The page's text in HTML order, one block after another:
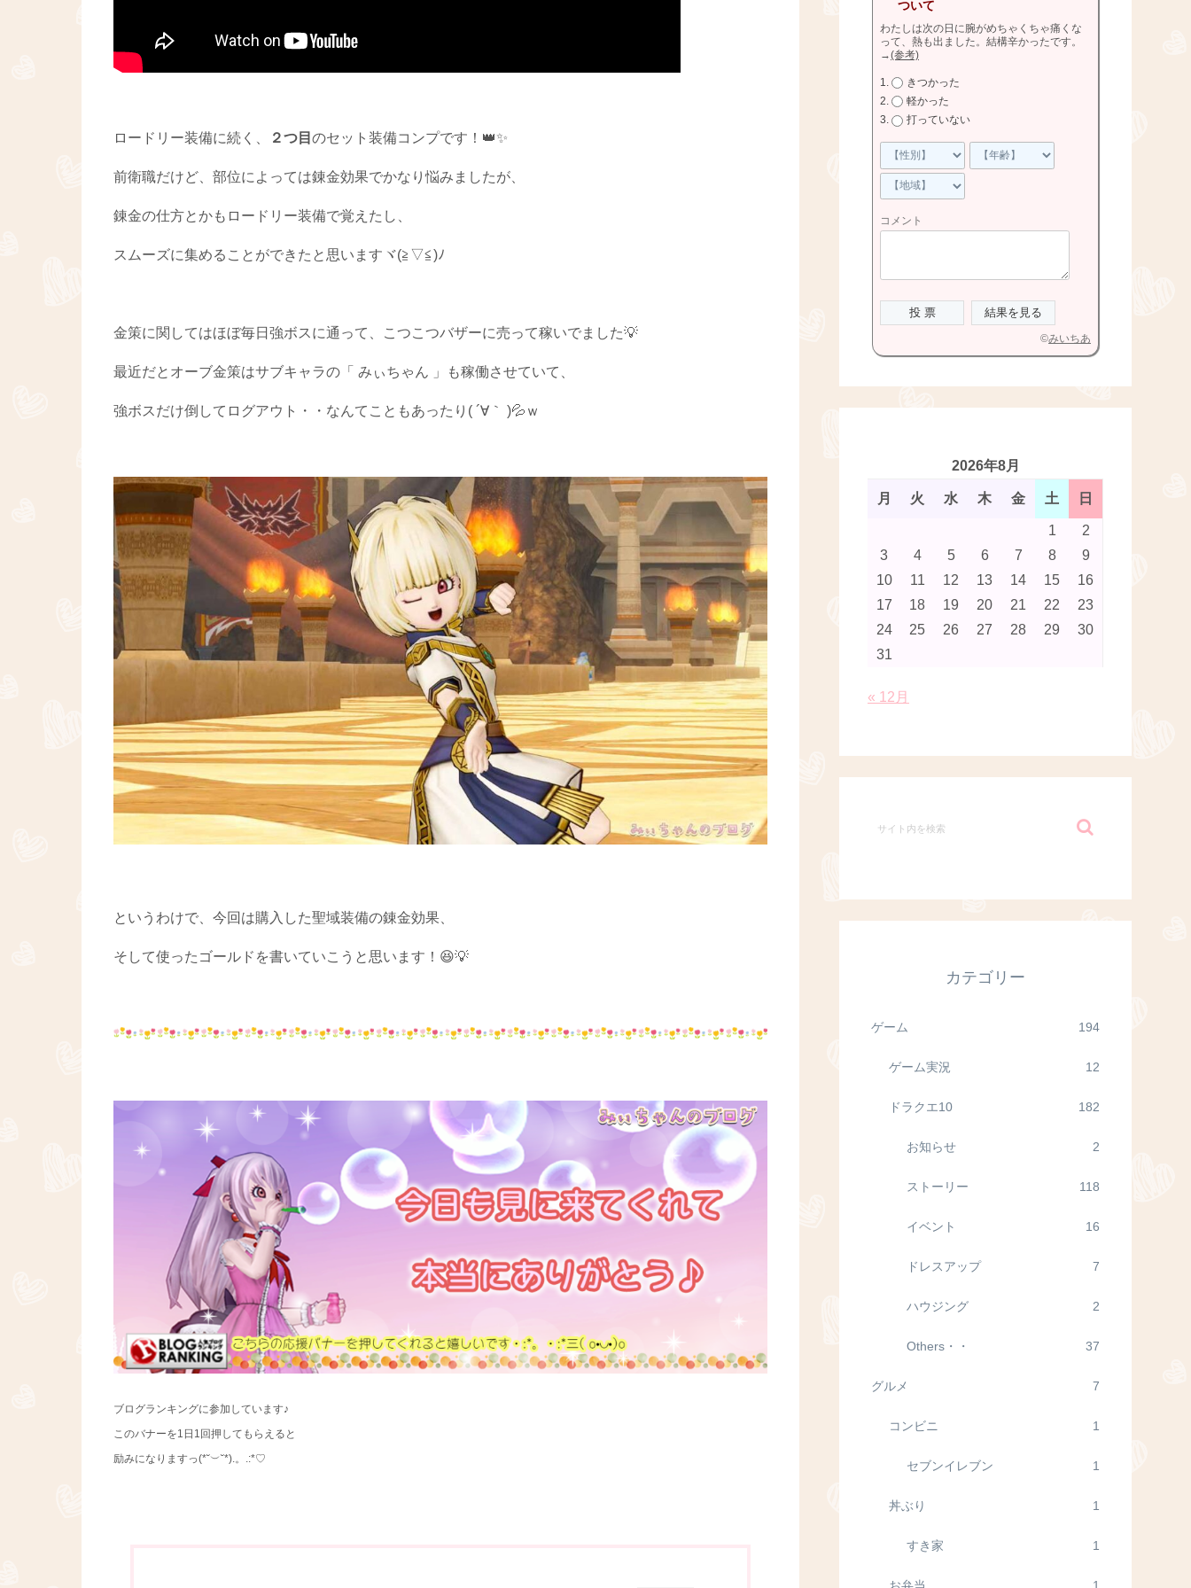
ロードリー装備に続く、 ２つ目 のセット装備コンプです！👑✨
前衛職だけど、部位によっては錬金効果でかなり悩みましたが、
錬金の仕方とかもロードリー装備で覚えたし、
スムーズに集めることができたと思いますヾ(≧▽≦)ﾉ
金策に関してはほぼ毎日強ボスに通って、こつこつバザーに売って稼いでました💡
最近だとオーブ金策はサブキャラの「 みぃちゃん 」も稼働させていて、
強ボスだけ倒してログアウト・・なんてこともあったり( ´∀｀ )💦ｗ
というわけで、今回は購入した聖域装備の錬金効果、
そして使ったゴールドを書いていこうと思います！😆💡
ブログランキングに参加しています♪
このバナーを1日1回押してもらえると
励みになりますっ(*˘︶˘*).。.:*♡
ついて
わたしは次の日に腕がめちゃくちゃ痛くな
って、熱も出ました。結構辛かったです。
→(参考)
きつかった
軽かった
打っていない
コメント
©みいちあ
2026年8月
月 火 水 木 金 土 日
1
2
3
4 5 6 7 8
9
10
11 12 13 14 15
16
17
18 19 20 21 22
23
24
25 26 27 28 29
30
31
« 12月
カテゴリー
ゲーム 194
ゲーム実況 12
ドラクエ10 182
お知らせ 2
ストーリー 118
イベント 16
ドレスアップ 7
ハウジング 2
Others・・ 37
グルメ 7
コンビニ 1
セブンイレブン 1
丼ぶり 1
すき家 1
お弁当 1